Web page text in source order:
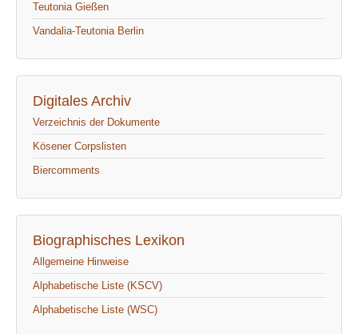
Teutonia Gießen
Vandalia-Teutonia Berlin
Digitales Archiv
Verzeichnis der Dokumente
Kösener Corpslisten
Biercomments
Biographisches Lexikon
Allgemeine Hinweise
Alphabetische Liste (KSCV)
Alphabetische Liste (WSC)